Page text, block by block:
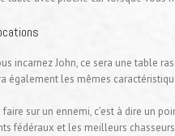
incarnez John, ce sera une table
également les mêmes
sur un ennemi, c’est à dire un
fédéraux et les meilleurs